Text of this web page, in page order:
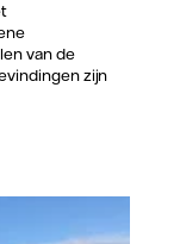
van de
zijn